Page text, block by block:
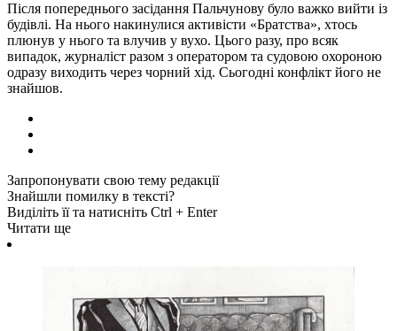
Після попереднього засідання Пальчунову було важко вийти із
будівлі. На нього накинулися активісти «Братства», хтось
плюнув у нього та влучив у вухо. Цього разу, про всяк
випадок, журналіст разом з оператором та судовою охороною
одразу виходить через чорний хід. Сьогодні конфлікт його не
знайшов.
Запропонувати свою тему редакції
Знайшли помилку в тексті?
Виділіть її та натисніть Ctrl + Enter
Читати ще